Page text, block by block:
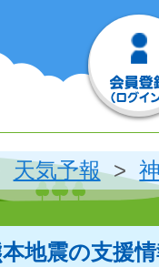
天気予報
地震の支援